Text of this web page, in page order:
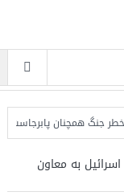
همچنان پابرجاست
به معاون